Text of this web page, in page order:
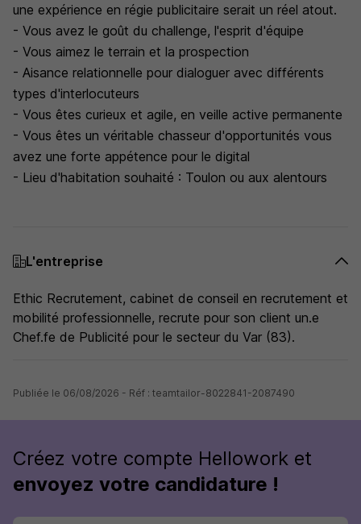
une expérience en régie publicitaire serait un réel atout.
- Vous avez le goût du challenge, l'esprit d'équipe
- Vous aimez le terrain et la prospection
- Aisance relationnelle pour dialoguer avec différents
types d'interlocuteurs
- Vous êtes curieux et agile, en veille active permanente
- Vous êtes un véritable chasseur d'opportunités vous
avez une forte appétence pour le digital
- Lieu d'habitation souhaité : Toulon ou aux alentours
L'entreprise
Ethic Recrutement, cabinet de conseil en recrutement et
mobilité professionnelle, recrute pour son client un.e
Chef.fe de Publicité pour le secteur du Var (83).
Publiée le 06/08/2026 - Réf : teamtailor-8022841-2087490
Créez votre compte Hellowork et
envoyez votre candidature !